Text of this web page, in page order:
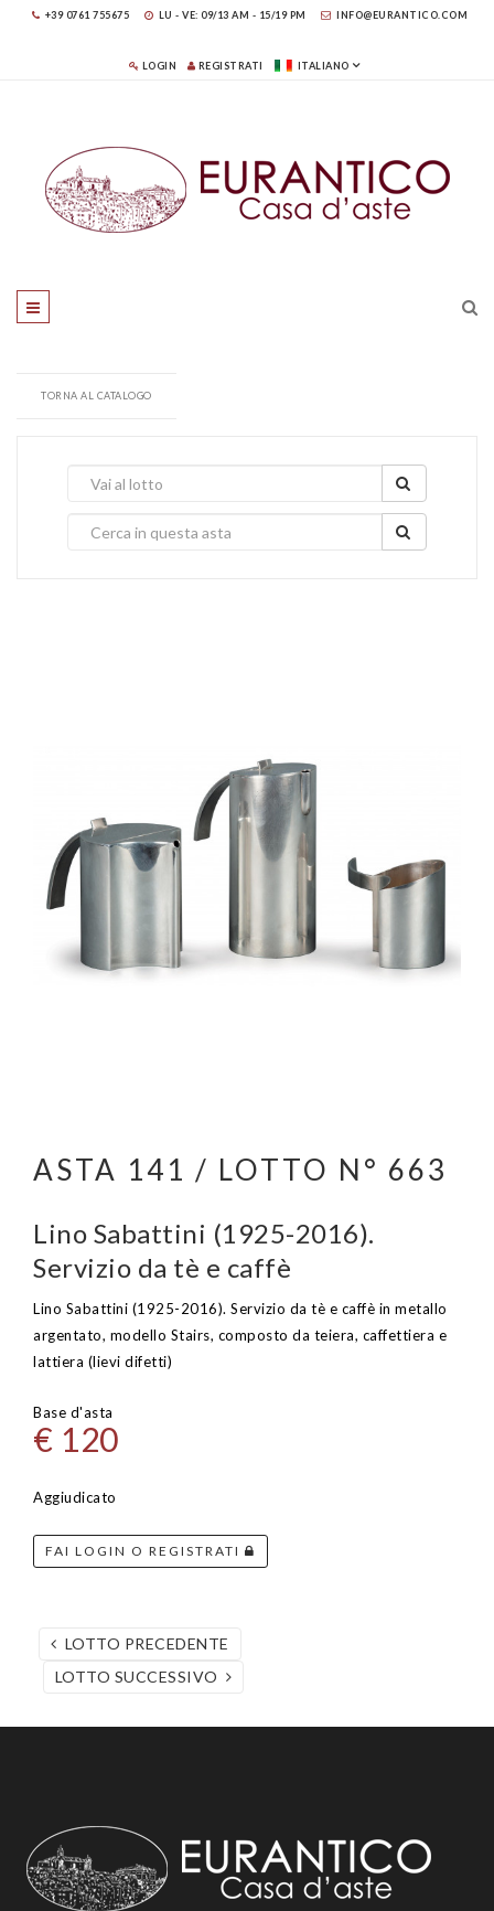
+39 0761 755675 LU - VE: 09/13 AM - 15/19 PM INFO@EURANTICO.COM
LOGIN REGISTRATI ITALIANO
TORNA AL CATALOGO
ASTA 141 / LOTTO N° 663
Lino Sabattini (1925-2016).
Servizio da tè e caffè
Lino Sabattini (1925-2016). Servizio da tè e caffè in metallo
argentato, modello Stairs, composto da teiera, caffettiera e
lattiera (lievi difetti)
Base d'asta
€ 120
Aggiudicato
FAI LOGIN O REGISTRATI
LOTTO PRECEDENTE
LOTTO SUCCESSIVO